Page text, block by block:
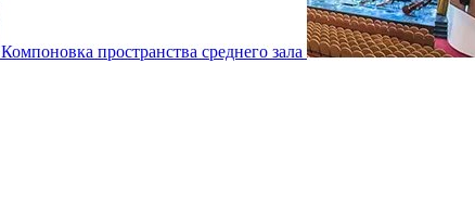
Компоновка пространства среднего зала